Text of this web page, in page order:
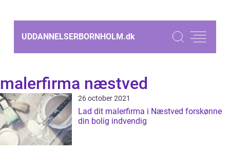
UDDANNELSERBORNHOLM.dk
malerfirma næstved
26 october 2021
Lad dit malerfirma i Næstved forskønne
din bolig indvendig